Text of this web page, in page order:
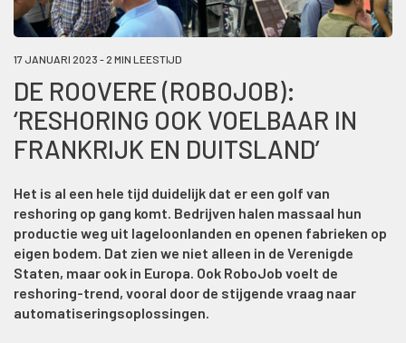
17 JANUARI 2023 - 2 MIN LEESTIJD
DE ROOVERE (ROBOJOB):
‘RESHORING OOK VOELBAAR IN
FRANKRIJK EN DUITSLAND’
Het is al een hele tijd duidelijk dat er een golf van
reshoring op gang komt. Bedrijven halen massaal hun
productie weg uit lageloonlanden en openen fabrieken op
eigen bodem. Dat zien we niet alleen in de Verenigde
Staten, maar ook in Europa. Ook RoboJob voelt de
reshoring-trend, vooral door de stijgende vraag naar
automatiseringsoplossingen.